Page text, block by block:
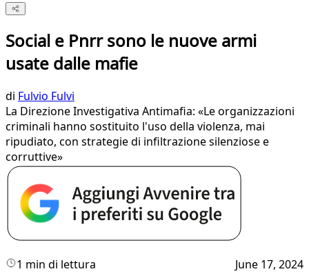
Social e Pnrr sono le nuove armi
usate dalle mafie
di Fulvio Fulvi
La Direzione Investigativa Antimafia: «Le organizzazioni
criminali hanno sostituito l'uso della violenza, mai
ripudiato, con strategie di infiltrazione silenziose e
corruttive»
1 min di lettura June 17, 2024